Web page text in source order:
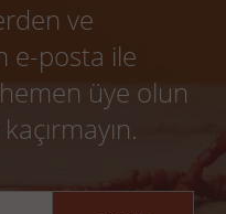
ve
e-posta ile
üye olun